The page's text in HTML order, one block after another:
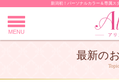
Skip
content
新潟初！パーソナルカラー＆専属ス
MENU
最新の